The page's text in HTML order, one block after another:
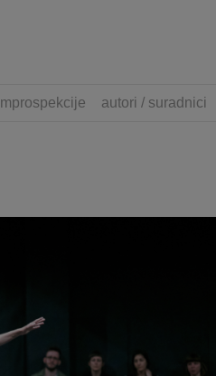
Improspekcije autori / suradnici